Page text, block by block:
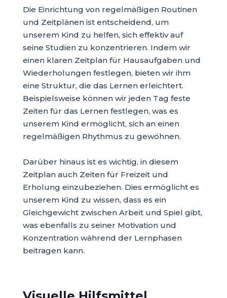
Die Einrichtung von regelmäßigen Routinen
und Zeitplänen ist entscheidend, um
unserem Kind zu helfen, sich effektiv auf
seine Studien zu konzentrieren. Indem wir
einen klaren Zeitplan für Hausaufgaben und
Wiederholungen festlegen, bieten wir ihm
eine Struktur, die das Lernen erleichtert.
Beispielsweise können wir jeden Tag feste
Zeiten für das Lernen festlegen, was es
unserem Kind ermöglicht, sich an einen
regelmäßigen Rhythmus zu gewöhnen.
Darüber hinaus ist es wichtig, in diesem
Zeitplan auch Zeiten für Freizeit und
Erholung einzubeziehen. Dies ermöglicht es
unserem Kind zu wissen, dass es ein
Gleichgewicht zwischen Arbeit und Spiel gibt,
was ebenfalls zu seiner Motivation und
Konzentration während der Lernphasen
beitragen kann.